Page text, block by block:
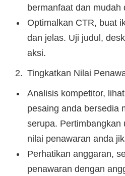
bermanfaat dan mudah
Optimalkan CTR, buat
dan jelas. Uji judul,
aksi.
Tingkatkan Nilai
Analisis kompetitor,
pesaing anda bersedia
serupa. Pertimbangkan
nilai penawaran anda
Perhatikan anggaran,
penawaran dengan